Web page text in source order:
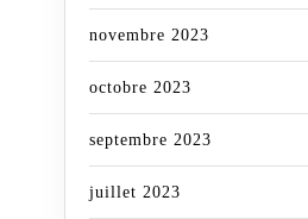
novembre 2023
octobre 2023
septembre 2023
juillet 2023